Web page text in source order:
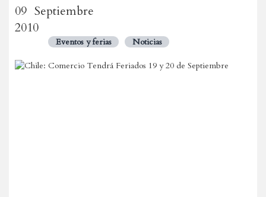
09 Septiembre
2010
Eventos y ferias Noticias